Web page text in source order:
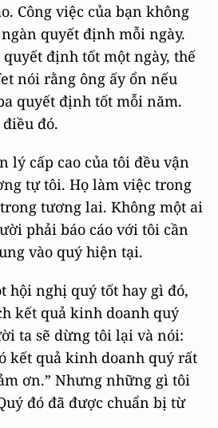
Công việc của bạn không
quyết định mỗi ngày.
định tốt một ngày, thế
nói rằng ông ấy ổn nếu
quyết định tốt mỗi năm.
đó.
lý cấp cao của tôi đều vận
tự tôi. Họ làm việc trong
tương lai. Không một ai
phải báo cáo với tôi cần
vào quý hiện tại.
hội nghị quý tốt hay gì đó,
kết quả kinh doanh quý
ta sẽ dừng tôi lại và nói:
kết quả kinh doanh quý rất
ơn.” Nhưng những gì tôi
đó đã được chuẩn bị từ